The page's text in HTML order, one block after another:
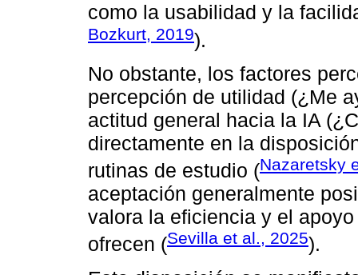
como la usabilidad y la
Bozkurt, 2019).
No obstante, los factores
percepción de utilidad (¿Me
actitud general hacia la IA
directamente en la
rutinas de estudio (Nazaretsky
aceptación generalmente
valora la eficiencia y el
ofrecen (Sevilla et al., 2025).